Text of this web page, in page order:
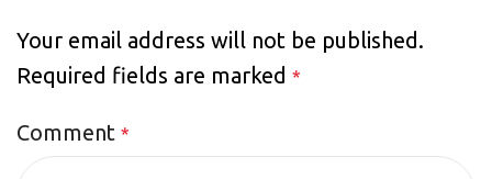
Your email address will not be published.
Required fields are marked *
Comment *